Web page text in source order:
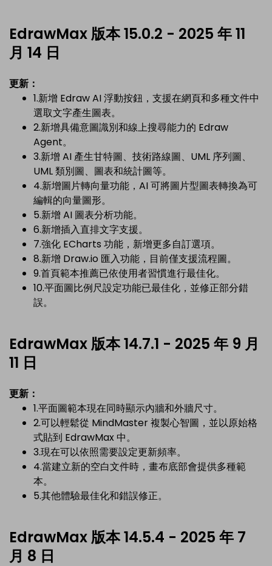
EdrawMax 版本 15.0.2 - 2025 年 11
月 14 日
更新：
1.新增 Edraw AI 浮動按鈕，支援在網頁和多種文件中
選取文字產生圖表。
2.新增具備意圖識別和線上搜尋能力的 Edraw
Agent。
3.新增 AI 產生甘特圖、技術路線圖、UML 序列圖、
UML 類別圖、圖表和統計圖等。
4.新增圖片轉向量功能，AI 可將圖片型圖表轉換為可
編輯的向量圖形。
5.新增 AI 圖表分析功能。
6.新增插入直排文字支援。
7.強化 ECharts 功能，新增更多自訂選項。
8.新增 Draw.io 匯入功能，目前僅支援流程圖。
9.首頁範本推薦已依使用者習慣進行最佳化。
10.平面圖比例尺設定功能已最佳化，並修正部分錯
誤。
EdrawMax 版本 14.7.1 - 2025 年 9 月
11 日
更新：
1.平面圖範本現在同時顯示內牆和外牆尺寸。
2.可以輕鬆從 MindMaster 複製心智圖，並以原始格
式貼到 EdrawMax 中。
3.現在可以依照需要設定更新頻率。
4.當建立新的空白文件時，畫布底部會提供多種範
本。
5.其他體驗最佳化和錯誤修正。
EdrawMax 版本 14.5.4 - 2025 年 7
月 8 日